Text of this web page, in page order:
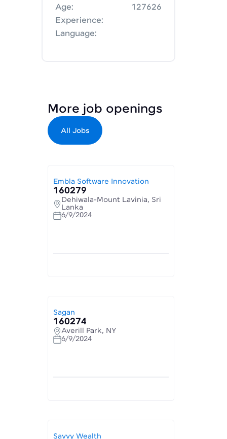
Age:
127626
Experience:
Language:
More job openings
All Jobs
Embla Software Innovation
160279
Dehiwala-Mount Lavinia, Sri
Lanka
6/9/2024
Sagan
160274
Averill Park, NY
6/9/2024
Savvy Wealth